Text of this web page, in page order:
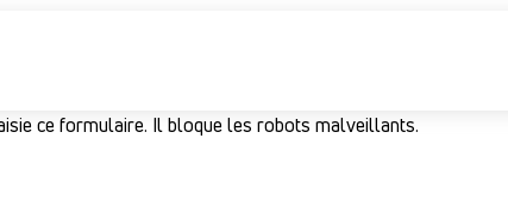
ce formulaire. Il bloque les robots malveillants.